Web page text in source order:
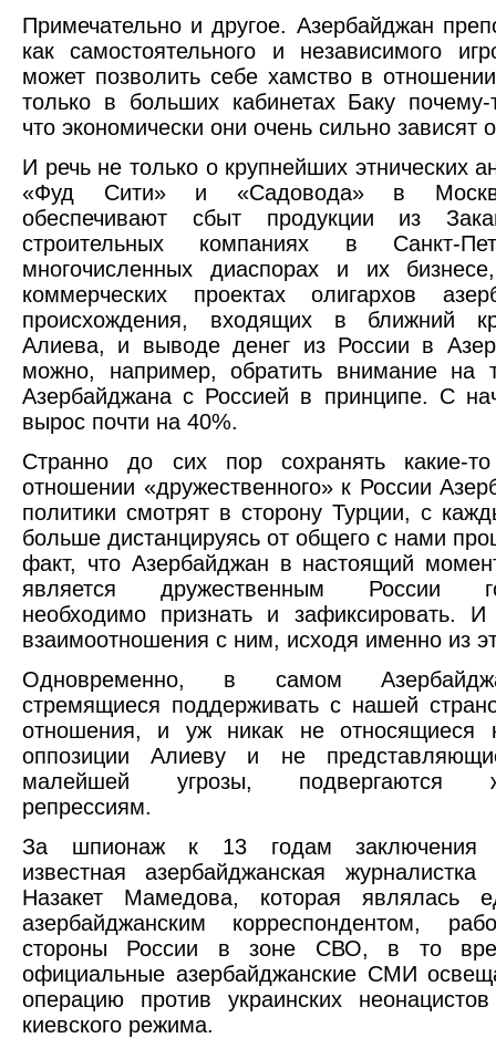
Примечательно и другое. Азербайджан
как самостоятельного и независимого
может позволить себе хамство в
только в больших кабинетах Баку
что экономически они очень сильно зависят
И речь не только о крупнейших этнических
«Фуд Сити» и «Садовода» в
обеспечивают сбыт продукции из
строительных компаниях в Санкт-
многочисленных диаспорах и их
коммерческих проектах олигархов
происхождения, входящих в ближний
Алиева, и выводе денег из России в
можно, например, обратить внимание на
Азербайджана с Россией в принципе. С
вырос почти на 40%.
Странно до сих пор сохранять какие-
отношении «дружественного» к России
политики смотрят в сторону Турции, с
больше дистанцируясь от общего с нами
факт, что Азербайджан в настоящий
является дружественным России
необходимо признать и зафиксировать. И
взаимоотношения с ним, исходя именно из
Одновременно, в самом
стремящиеся поддерживать с нашей
отношения, и уж никак не относящиеся
оппозиции Алиеву и не
малейшей угрозы, подвергаются
репрессиям.
За шпионаж к 13 годам заключения
известная азербайджанская
Назакет Мамедова, которая являлась
азербайджанским корреспондентом,
стороны России в зоне СВО, в то
официальные азербайджанские СМИ
операцию против украинских
киевского режима.